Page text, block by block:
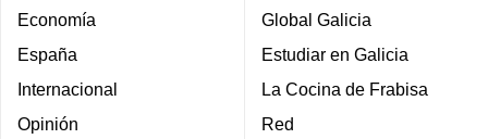
Economía
España
Internacional
Opinión
Global Galicia
Estudiar en Galicia
La Cocina de Frabisa
Red